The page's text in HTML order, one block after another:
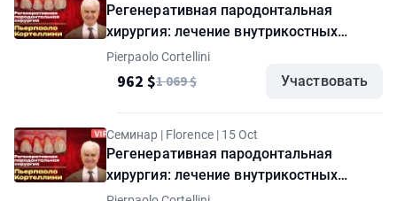
Регенеративная пародонтальная
хирургия: лечение внутрикостных
дефектов. Углубленный семинар
Пьерпаоло Кортеллини. Пакет
Pierpaolo Cortellini
962 $1 069 $ Участвовать
Семинар | Florence | 15 Oct
Регенеративная пародонтальная
хирургия: лечение внутрикостных
дефектов. Углубленный семинар